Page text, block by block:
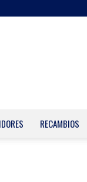
RECAMBIOS